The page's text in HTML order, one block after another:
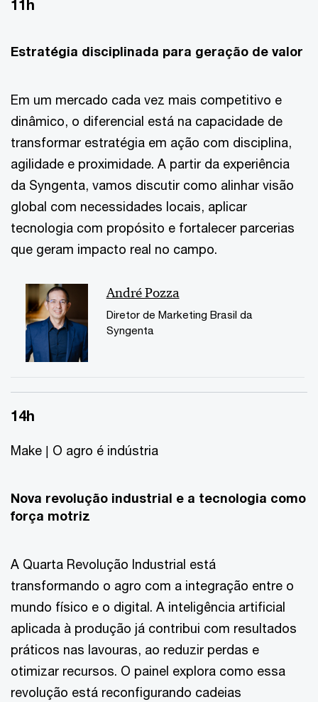
11h
Estratégia disciplinada para geração de valor
Em um mercado cada vez mais competitivo e
dinâmico, o diferencial está na capacidade de
transformar estratégia em ação com disciplina,
agilidade e proximidade. A partir da experiência
da Syngenta, vamos discutir como alinhar visão
global com necessidades locais, aplicar
tecnologia com propósito e fortalecer parcerias
que geram impacto real no campo.
André Pozza
Diretor de Marketing Brasil da
Syngenta
14h
Make | O agro é indústria
Nova revolução industrial e a tecnologia como
força motriz
A Quarta Revolução Industrial está
transformando o agro com a integração entre o
mundo físico e o digital. A inteligência artificial
aplicada à produção já contribui com resultados
práticos nas lavouras, ao reduzir perdas e
otimizar recursos. O painel explora como essa
revolução está reconfigurando cadeias